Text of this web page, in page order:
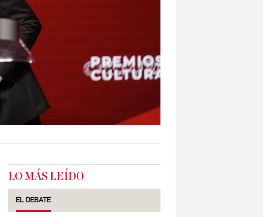
LO MÁS LEÍDO
EL DEBATE